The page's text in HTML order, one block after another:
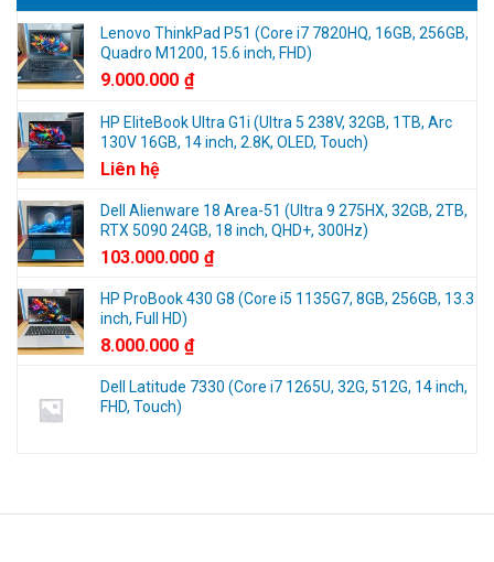
9310
đáng
mua
in
1
cảm
đáng
mua
Lenovo ThinkPad P51 (Core i7 7820HQ, 16GB, 256GB,
Quadro M1200, 15.6 inch, FHD)
9.000.000 ₫
HP EliteBook Ultra G1i (Ultra 5 238V, 32GB, 1TB, Arc
130V 16GB, 14 inch, 2.8K, OLED, Touch)
Liên hệ
Dell Alienware 18 Area-51 (Ultra 9 275HX, 32GB, 2TB,
RTX 5090 24GB, 18 inch, QHD+, 300Hz)
103.000.000 ₫
HP ProBook 430 G8 (Core i5 1135G7, 8GB, 256GB, 13.3
inch, Full HD)
8.000.000 ₫
Dell Latitude 7330 (Core i7 1265U, 32G, 512G, 14 inch,
FHD, Touch)